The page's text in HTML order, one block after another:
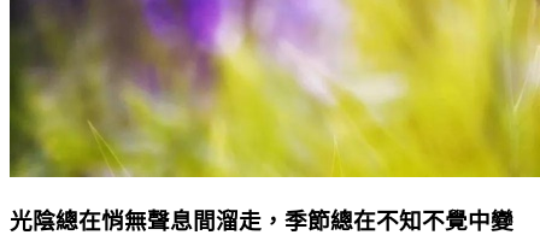
光陰總在悄無聲息間溜走，季節總在不知不覺中變